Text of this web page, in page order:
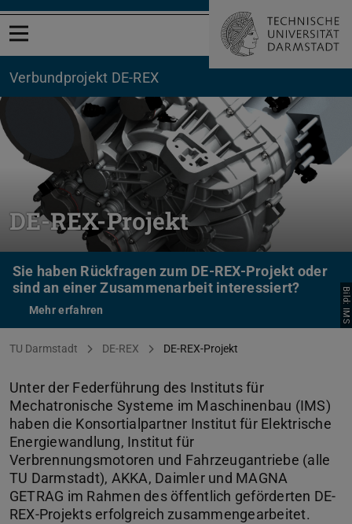
Menü öffnen
Verbundprojekt DE-REX
DE-REX-Projekt
Sie haben Rückfragen zum DE-REX-Projekt oder
sind an einer Zusammenarbeit interessiert?
Mehr erfahren Bild: IMS
Sie befinden sich hier:
TU Darmstadt DE-REX DE-REX-Projekt
Unter der Federführung des Instituts für
Mechatronische Systeme im Maschinenbau (IMS)
haben die Konsortialpartner Institut für Elektrische
Energiewandlung, Institut für
Verbrennungsmotoren und Fahrzeugantriebe (alle
TU Darmstadt), AKKA, Daimler und MAGNA
GETRAG im Rahmen des öffentlich geförderten DE-
REX-Projekts erfolgreich zusammengearbeitet.